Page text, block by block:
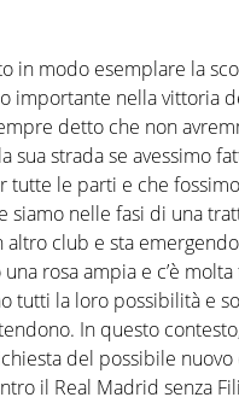
in modo esemplare la
importante nella vittoria
detto che non
sua strada se avessimo
tutte le parti e che
siamo nelle fasi di una
club e sta
rosa ampia e c’è
tutti la loro possibilità e
In questo
del possibile
il Real Madrid senza